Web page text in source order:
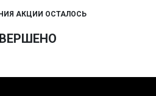
АКЦИИ ОСТАЛОСЬ